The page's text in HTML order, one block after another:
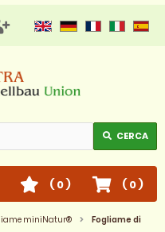
CERCA
( 0)
( 0)
miniNatur®
Fogliame di